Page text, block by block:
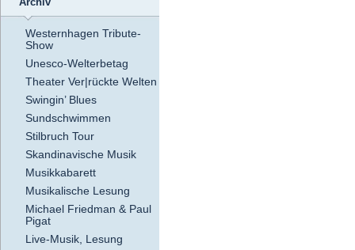
Archiv
Westernhagen Tribute-
Show
Unesco-Welterbetag
Theater Ver|rückte Welten
Swingin’ Blues
Sundschwimmen
Stilbruch Tour
Skandinavische Musik
Musikkabarett
Musikalische Lesung
Michael Friedman & Paul
Pigat
Live-Musik, Lesung